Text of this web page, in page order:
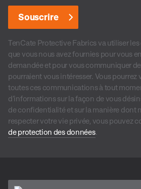
TenCate Protective Fabrics va utiliser
que vous nous avez fournies pour vous
demandée et pour vous communiquer
pourraient vous intéresser. Vous pourrez
toutes ces communications à tout
d’informations sur la façon de vous
de confidentialité et sur la manière dont
respecter votre vie privée, vous pouvez
de protection des données.